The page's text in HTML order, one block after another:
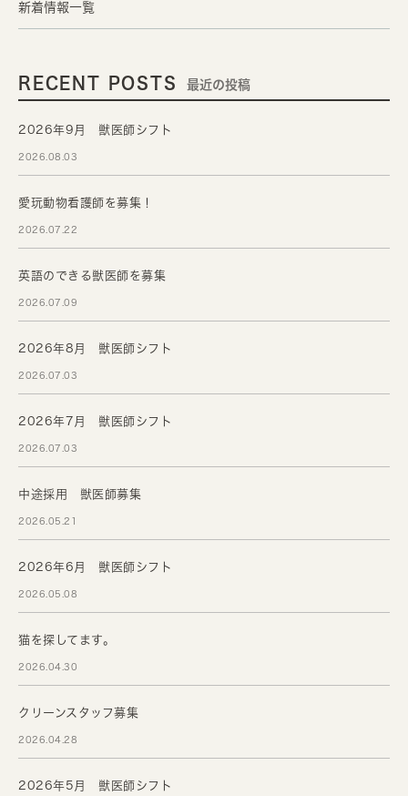
新着情報一覧
RECENT POSTS 最近の投稿
2026年9月 獣医師シフト
2026.08.03
愛玩動物看護師を募集！
2026.07.22
英語のできる獣医師を募集
2026.07.09
2026年8月 獣医師シフト
2026.07.03
2026年7月 獣医師シフト
2026.07.03
中途採用 獣医師募集
2026.05.21
2026年6月 獣医師シフト
2026.05.08
猫を探してます。
2026.04.30
クリーンスタッフ募集
2026.04.28
2026年5月 獣医師シフト